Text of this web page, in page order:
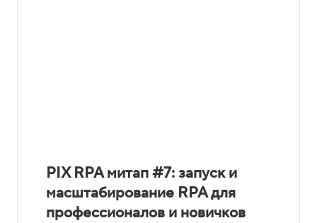
PIX RPA митап #7: запуск и
масштабирование RPA для
профессионалов и новичков